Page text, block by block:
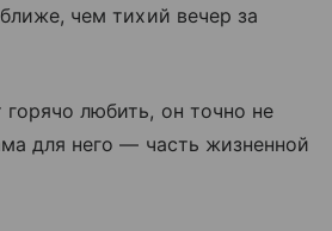
чем тихий вечер за
любить, он точно не
для него — часть жизненной